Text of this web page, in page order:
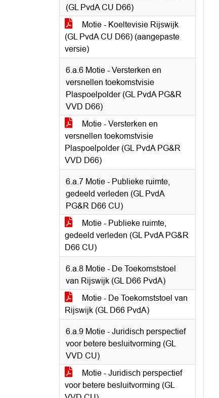
(GL PvdA CU D66)
Motie - Koeltevisie Rijswijk
(GL PvdA CU D66) (aangepaste
versie)
6.a.6 Motie - Versterken en
versnellen toekomstvisie
Plaspoelpolder (GL PvdA PG&R
VVD D66)
Motie - Versterken en
versnellen toekomstvisie
Plaspoelpolder (GL PvdA PG&R
VVD D66)
6.a.7 Motie - Publieke ruimte,
gedeeld verleden (GL PvdA
PG&R D66 CU)
Motie - Publieke ruimte,
gedeeld verleden (GL PvdA PG&R
D66 CU)
6.a.8 Motie - De Toekomststoel
van Rijswijk (GL D66 PvdA)
Motie - De Toekomststoel van
Rijswijk (GL D66 PvdA)
6.a.9 Motie - Juridisch perspectief
voor betere besluitvorming (GL
VVD CU)
Motie - Juridisch perspectief
voor betere besluitvorming (GL